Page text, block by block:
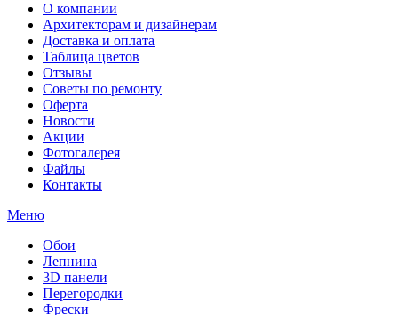
О компании
Архитекторам и дизайнерам
Доставка и оплата
Таблица цветов
Отзывы
Советы по ремонту
Оферта
Новости
Акции
Фотогалерея
Файлы
Контакты
Меню
Обои
Лепнина
3D панели
Перегородки
Фрески